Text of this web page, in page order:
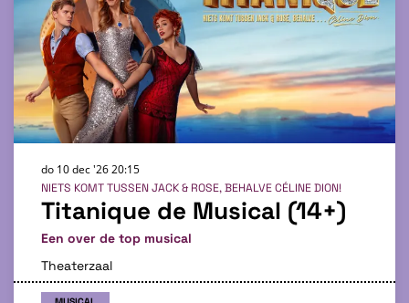
Titanique de Musical (14+)
Een over de top musical
NIETS KOMT TUSSEN JACK & ROSE, BEHALVE CÉLINE DION!
do 10 dec '2620:15
Theaterzaal